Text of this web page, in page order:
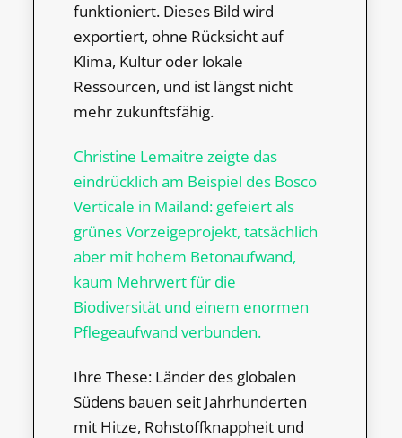
funktioniert. Dieses Bild wird
exportiert, ohne Rücksicht auf
Klima, Kultur oder lokale
Ressourcen, und ist längst nicht
mehr zukunftsfähig.
Christine Lemaitre zeigte das
eindrücklich am Beispiel des Bosco
Verticale in Mailand: gefeiert als
grünes Vorzeigeprojekt, tatsächlich
aber mit hohem Betonaufwand,
kaum Mehrwert für die
Biodiversität und einem enormen
Pflegeaufwand verbunden.
Ihre These: Länder des globalen
Südens bauen seit Jahrhunderten
mit Hitze, Rohstoffknappheit und